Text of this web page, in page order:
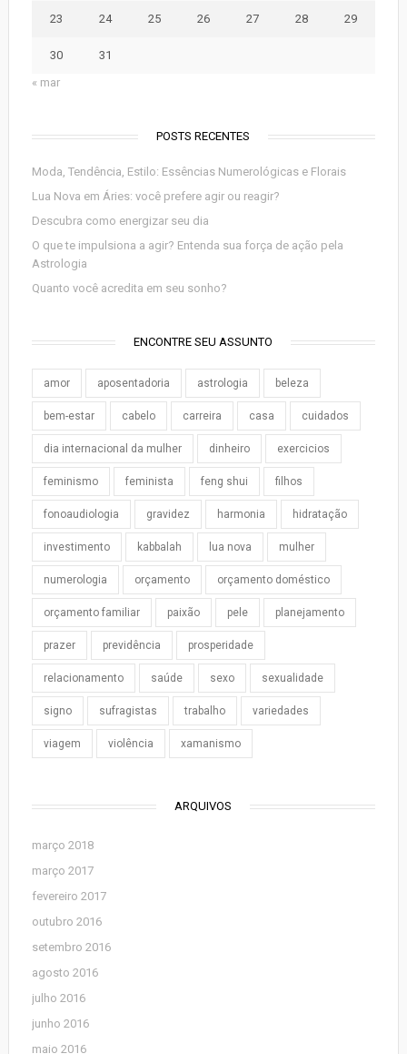
23 24 25 26 27 28 29
30
31
« mar
POSTS RECENTES
Moda, Tendência, Estilo: Essências Numerológicas e Florais
Lua Nova em Áries: você prefere agir ou reagir?
Descubra como energizar seu dia
O que te impulsiona a agir? Entenda sua força de ação pela
Astrologia
Quanto você acredita em seu sonho?
ENCONTRE SEU ASSUNTO
amor aposentadoria astrologia beleza
bem-estar cabelo carreira casa cuidados
dia internacional da mulher dinheiro exercicios
feminismo feminista feng shui filhos
fonoaudiologia gravidez harmonia hidratação
investimento kabbalah lua nova mulher
numerologia orçamento orçamento doméstico
orçamento familiar paixão pele planejamento
prazer previdência prosperidade
relacionamento saúde sexo sexualidade
signo sufragistas trabalho variedades
viagem violência xamanismo
ARQUIVOS
março 2018
março 2017
fevereiro 2017
outubro 2016
setembro 2016
agosto 2016
julho 2016
junho 2016
maio 2016